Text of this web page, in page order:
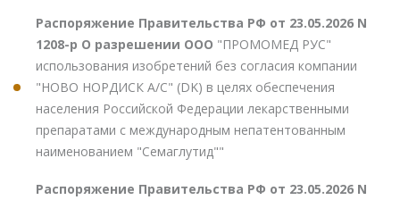
Распоряжение Правительства РФ от 23.05.2026 N
1208-р О разрешении ООО "ПРОМОМЕД РУС"
использования изобретений без согласия компании
"НОВО НОРДИСК А/С" (DK) в целях обеспечения
населения Российской Федерации лекарственными
препаратами с международным непатентованным
наименованием "Семаглутид""
Распоряжение Правительства РФ от 23.05.2026 N